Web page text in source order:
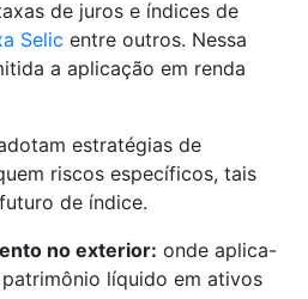
de juros e índices de
Selic entre outros. Nessa
a aplicação em renda
estratégias de
riscos específicos, tais
de índice.
no exterior: onde aplica-
líquido em ativos